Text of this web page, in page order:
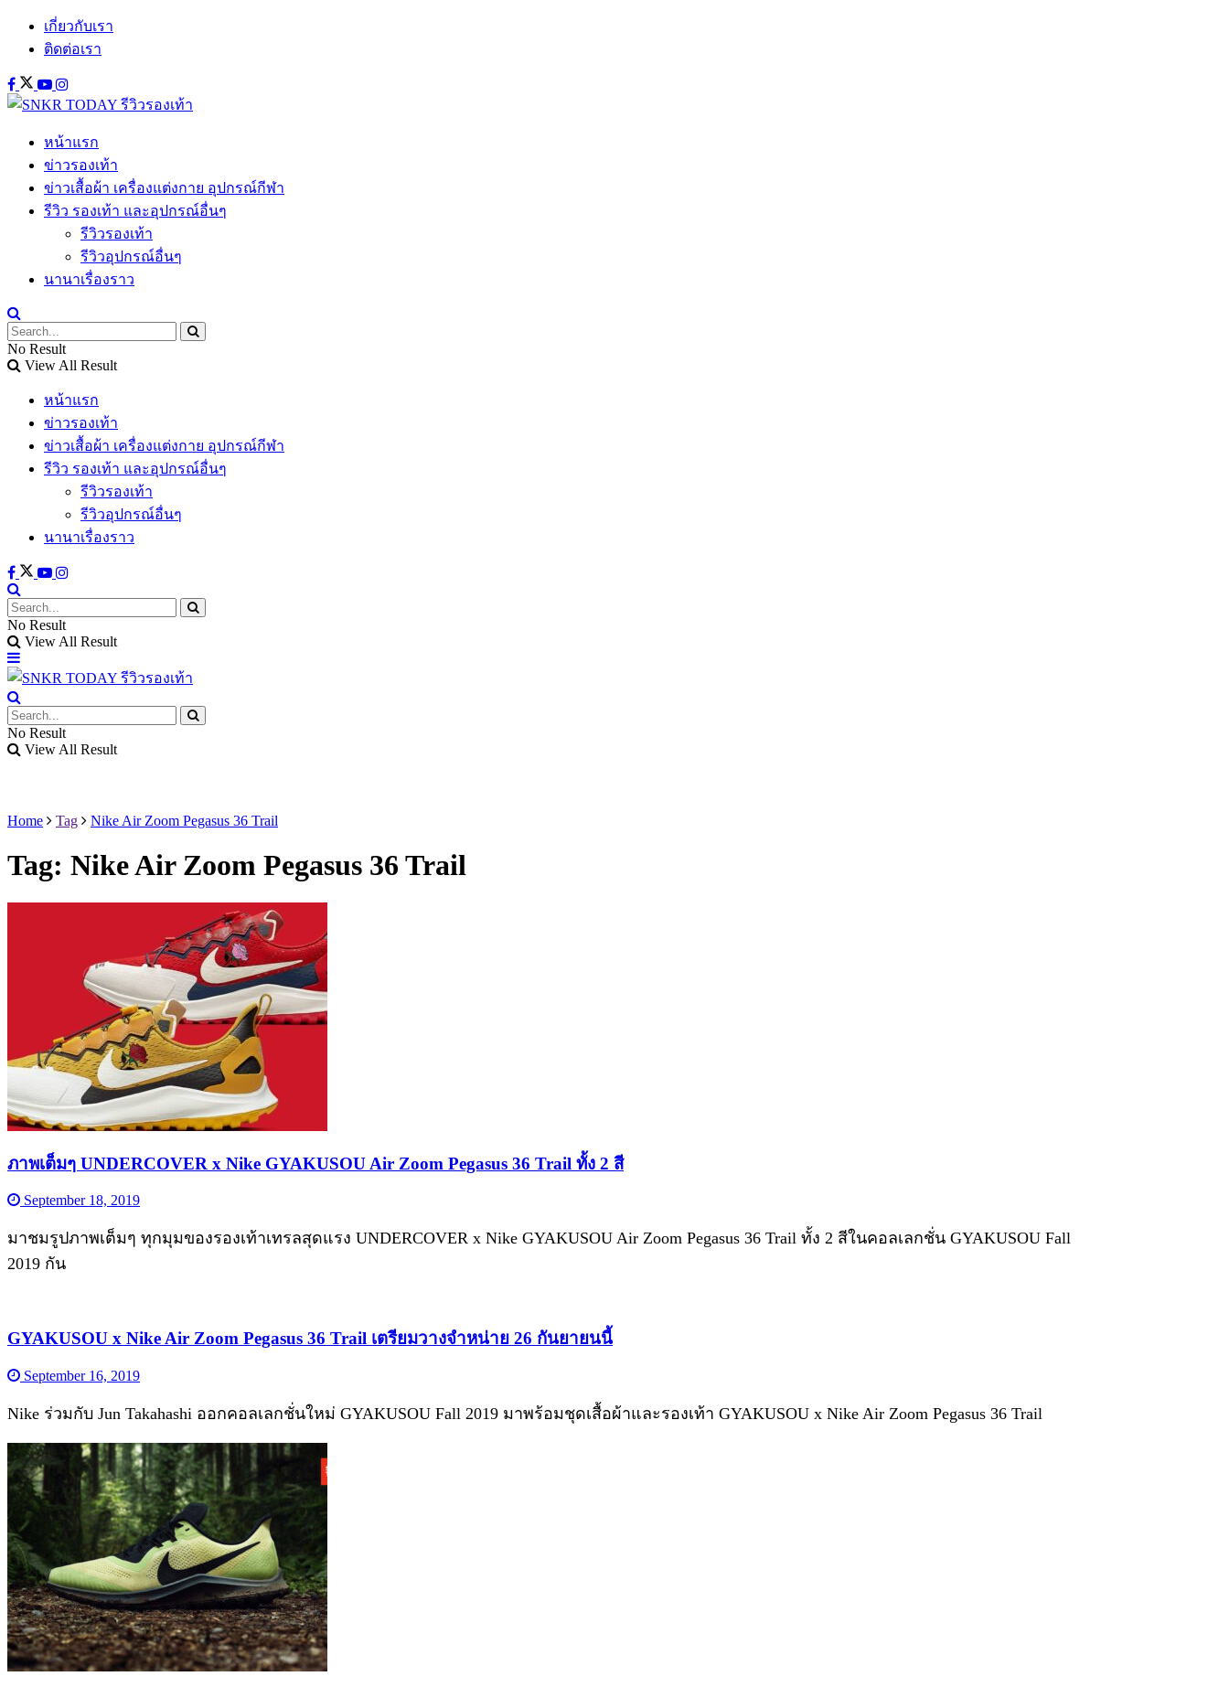
เกี่ยวกับเรา
ติดต่อเรา
หน้าแรก
ข่าวรองเท้า
ข่าวเสื้อผ้า เครื่องแต่งกาย อุปกรณ์กีฬา
รีวิว รองเท้า และอุปกรณ์อื่นๆ
รีวิวรองเท้า
รีวิวอุปกรณ์อื่นๆ
นานาเรื่องราว
No Result
View All Result
หน้าแรก
ข่าวรองเท้า
ข่าวเสื้อผ้า เครื่องแต่งกาย อุปกรณ์กีฬา
รีวิว รองเท้า และอุปกรณ์อื่นๆ
รีวิวรองเท้า
รีวิวอุปกรณ์อื่นๆ
นานาเรื่องราว
No Result
View All Result
No Result
View All Result
Home Tag Nike Air Zoom Pegasus 36 Trail
Tag: Nike Air Zoom Pegasus 36 Trail
ภาพเต็มๆ UNDERCOVER x Nike GYAKUSOU Air Zoom Pegasus 36 Trail ทั้ง 2 สี
September 18, 2019
มาชมรูปภาพเต็มๆ ทุกมุมของรองเท้าเทรลสุดแรง UNDERCOVER x Nike GYAKUSOU Air Zoom Pegasus 36 Trail ทั้ง 2 สีในคอลเลกชั่น GYAKUSOU Fall
2019 กัน
GYAKUSOU x Nike Air Zoom Pegasus 36 Trail เตรียมวางจำหน่าย 26 กันยายนนี้
September 16, 2019
Nike ร่วมกับ Jun Takahashi ออกคอลเลกชั่นใหม่ GYAKUSOU Fall 2019 มาพร้อมชุดเสื้อผ้าและรองเท้า GYAKUSOU x Nike Air Zoom Pegasus 36 Trail